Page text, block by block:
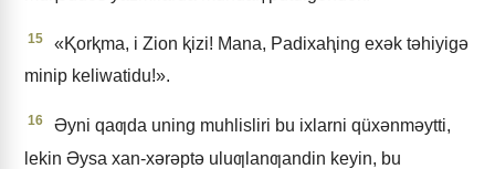
15
«Ⱪorⱪma, i Zion ⱪizi! Mana, Padixaⱨing exǝk tǝhiyigǝ
minip keliwatidu!».
16
Əyni qaƣda uning muhlisliri bu ixlarni qüxǝnmǝytti,
lekin Əysa xan-xǝrǝptǝ uluƣlanƣandin keyin, bu